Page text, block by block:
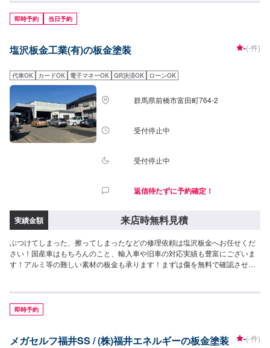
種多様な自動車を骨格(フレーム)修正作業することができる3Dジグ修正機
SERIE100の両方を所有しており、全ての復元作業に妥協しない高い技術力
と最新設備を揃え完成度の高い修理をご提供します。国産車はもちろん、輸
はお気軽にご相談ください！<<多数メーカーの指定工場>>当社はダッジ・ク
ださいませ。また、トヨタの指定工場でもあります。国産車もご安心してご
依頼ください。<<無料の代車のご用意>>修理・整備の際もご安心ください。
代車のご用意いたします。<<積載車完備>>自社の積載車にて引き取りにお伺
いいたします。自走不可の場合は予約リクエストにその旨をお書きください
ませ。-----ご来店時の注意、受付方法-----JR前橋大島駅北口から北西方向へ進
み1つ目の交差点を右に次の交差点を左に進むと右側に工場があります。駐車
スペースは事務所がございますので事務所裏の空いているスペースに駐車し
ください。【定休日・営業時間】定休日：日曜日、祝日営業時間：
即時予約 当日予約
塩沢板金工業(有)の板金塗装 -(-件)
代車OK カードOK 電子マネーOK QR決済OK ローンOK
群馬県前橋市富田町764-2
受付停止中
受付停止中
返信待たずに予約確定！
実績金額 来店時無料見積
ぶつけてしまった、擦ってしまったなどの修理依頼は塩沢板金へお任せくだ
さい！国産車はもちろんのこと、輸入車や旧車の対応実績も豊富にございま
す！アルミ等の難しい素材の板金も承ります！まずは傷を無料で確認させて
即時予約
メガセルフ福井SS / (株)福井エネルギーの板金塗装 -(-件)